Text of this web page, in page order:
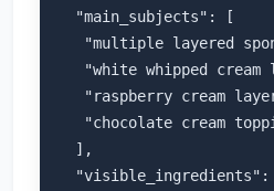
"main_subjects": [
"multiple layered
"white whipped cream
"raspberry cream
"chocolate cream
],